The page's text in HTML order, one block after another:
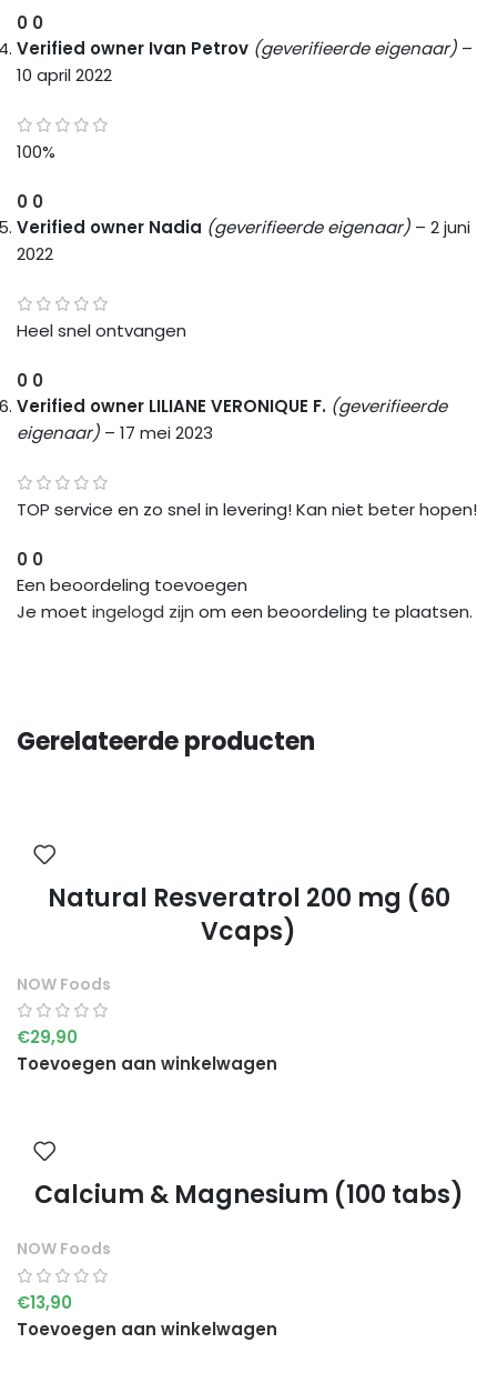
0 0
Verified owner Ivan Petrov (geverifieerde eigenaar) –
10 april 2022
100%
0 0
Verified owner Nadia (geverifieerde eigenaar) – 2 juni
2022
Heel snel ontvangen
0 0
Verified owner LILIANE VERONIQUE F. (geverifieerde
eigenaar) – 17 mei 2023
TOP service en zo snel in levering! Kan niet beter hopen!
0 0
Een beoordeling toevoegen
Je moet ingelogd zijn om een beoordeling te plaatsen.
Gerelateerde producten
Natural Resveratrol 200 mg (60
Vcaps)
NOW Foods
€29,90
Toevoegen aan winkelwagen
Calcium & Magnesium (100 tabs)
NOW Foods
€13,90
Toevoegen aan winkelwagen